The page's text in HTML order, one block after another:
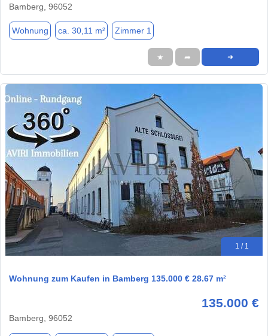
Bamberg, 96052
Wohnung ca. 30,11 m² Zimmer 1
★ ➦ ➜
1 / 1
Wohnung zum Kaufen in Bamberg 135.000 € 28.67 m²
135.000 €
Bamberg, 96052